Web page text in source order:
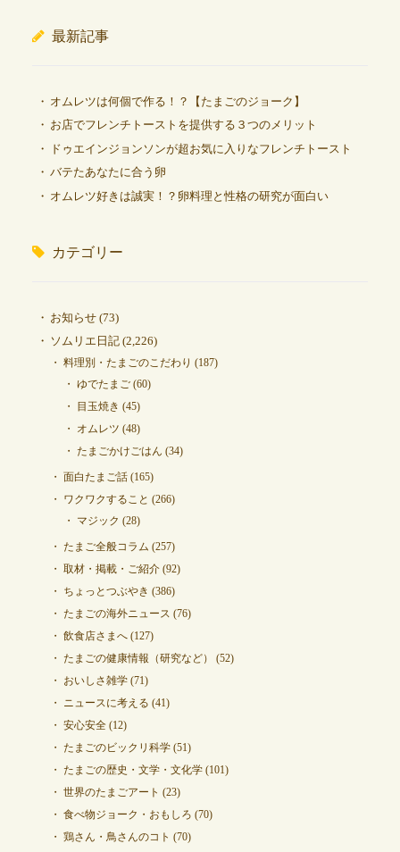
最新記事
オムレツは何個で作る！？【たまごのジョーク】
お店でフレンチトーストを提供する３つのメリット
ドゥエインジョンソンが超お気に入りなフレンチトースト
バテたあなたに合う卵
オムレツ好きは誠実！？卵料理と性格の研究が面白い
カテゴリー
お知らせ(73)
ソムリエ日記(2,226)
料理別・たまごのこだわり (187)
ゆでたまご(60)
目玉焼き (45)
オムレツ (48)
たまごかけごはん (34)
面白たまご話(165)
ワクワクすること (266)
マジック (28)
たまご全般コラム (257)
取材・掲載・ご紹介(92)
ちょっとつぶやき (386)
たまごの海外ニュース (76)
飲食店さまへ(127)
たまごの健康情報（研究など）
(52)
おいしさ雑学(71)
ニュースに考える (41)
安心安全(12)
たまごのビックリ科学(51)
たまごの歴史・文学・文化学(101)
世界のたまごアート (23)
食べ物ジョーク・おもしろ (70)
鶏さん・鳥さんのコト (70)